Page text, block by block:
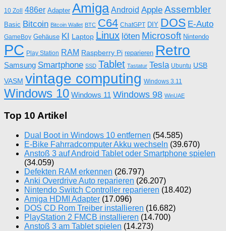
10 Zoll 486er Adapter Amiga Android Apple Assembler
Basic Bitcoin Bitcoin Wallet BTC C64 ChatGPT DIY DOS E-Auto
GameBoy Gehäuse KI Laptop Linux löten Microsoft Nintendo
PC Play Station RAM Raspberry Pi reparieren Retro
Samsung Smartphone SSD Tablet Tastatur Tesla Ubuntu USB
VASM vintage computing Windows 3.11
Windows 10 Windows 11 Windows 98 WinUAE
Top 10 Artikel
Dual Boot in Windows 10 entfernen (54.585)
E-Bike Fahrradcomputer Akku wechseln (39.670)
Anstoß 3 auf Android Tablet oder Smartphone spielen
(34.059)
Defekten RAM erkennen (26.797)
Anki Overdrive Auto reparieren (26.207)
Nintendo Switch Controller reparieren (18.402)
Amiga HDMI Adapter (17.096)
DOS CD Rom Treiber installieren (16.682)
PlayStation 2 FMCB installieren (14.700)
Anstoß 3 am Tablet spielen (14.273)